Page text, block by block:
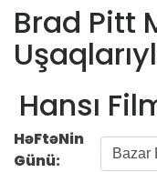
Brad Pitt
Hansı
HəFtəNin
Günü: